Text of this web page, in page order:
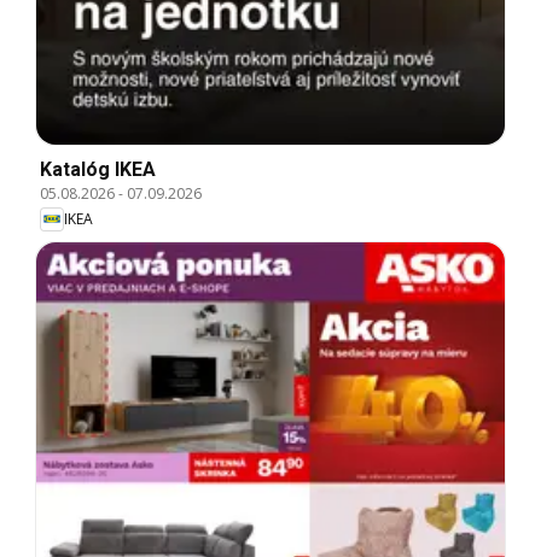
Katalóg IKEA
05.08.2026- 07.09.2026
IKEA